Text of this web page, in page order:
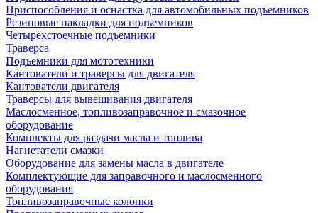
Приспособления и оснастка для автомобильных подъемников
Резиновые накладки для подъемников
Четырехстоечные подъемники
Траверса
Подъемники для мототехники
Кантователи и траверсы для двигателя
Кантователи двигателя
Траверсы для вывешивания двигателя
Маслосменное, топливозаправочное и смазочное
оборудование
Комплекты для раздачи масла и топлива
Нагнетатели смазки
Оборудование для замены масла в двигателе
Комплектующие для заправочного и маслосменного
оборудования
Топливозаправочные колонки